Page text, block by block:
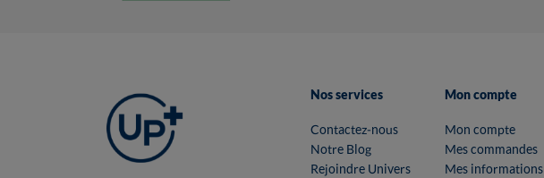
Nos services
Contactez-nous
Notre Blog
Rejoindre Univers
Mon compte
Mon compte
Mes commandes
Mes informations